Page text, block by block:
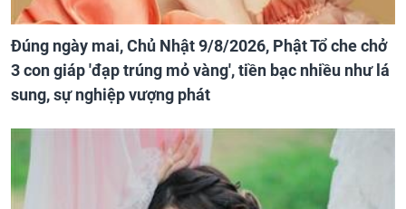
Đúng ngày mai, Chủ Nhật 9/8/2026, Phật Tổ che chở
3 con giáp 'đạp trúng mỏ vàng', tiền bạc nhiều như lá
sung, sự nghiệp vượng phát